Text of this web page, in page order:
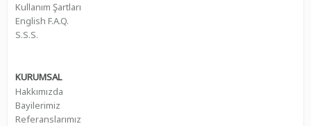
Kullanım Şartları
English F.A.Q.
S.S.S.
KURUMSAL
Hakkımızda
Bayilerimiz
Referanslarımız